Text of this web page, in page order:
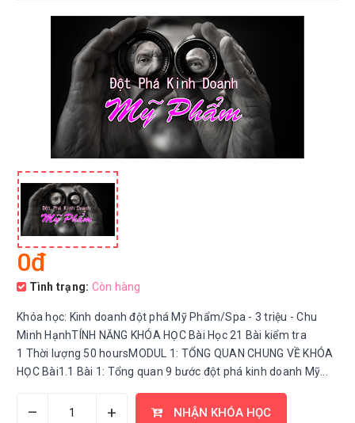
0đ
Tình trạng: Còn hàng
Khóa học: Kinh doanh đột phá Mỹ Phẩm/Spa - 3 triệu - Chu
Minh HạnhTÍNH NĂNG KHÓA HỌC Bài Học 21 Bài kiểm tra
1 Thời lượng 50 hoursMODUL 1: TỔNG QUAN CHUNG VỀ KHÓA
HỌC Bài1.1 Bài 1: Tổng quan 9 bước đột phá kinh doanh Mỹ...
– + NHẬN KHÓA HỌC